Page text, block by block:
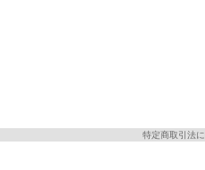
特定商取引法